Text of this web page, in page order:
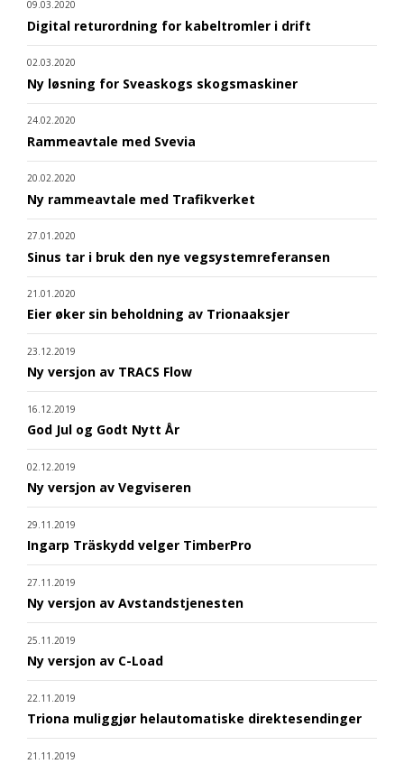
09.03.2020
Digital returordning for kabeltromler i drift
02.03.2020
Ny løsning for Sveaskogs skogsmaskiner
24.02.2020
Rammeavtale med Svevia
20.02.2020
Ny rammeavtale med Trafikverket
27.01.2020
Sinus tar i bruk den nye vegsystemreferansen
21.01.2020
Eier øker sin beholdning av Trionaaksjer
23.12.2019
Ny versjon av TRACS Flow
16.12.2019
God Jul og Godt Nytt År
02.12.2019
Ny versjon av Vegviseren
29.11.2019
Ingarp Träskydd velger TimberPro
27.11.2019
Ny versjon av Avstandstjenesten
25.11.2019
Ny versjon av C-Load
22.11.2019
Triona muliggjør helautomatiske direktesendinger
21.11.2019